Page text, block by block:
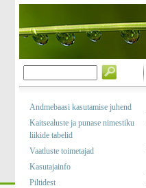
Andmebaasi kasutamise juhend
Kaitsealuste ja punase nimestiku
liikide tabelid
Vaatluste toimetajad
Kasutajainfo
Piltidest